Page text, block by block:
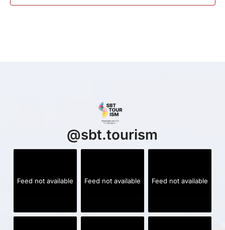
@sbt.tourism
Feed not available Feed not available Feed not available